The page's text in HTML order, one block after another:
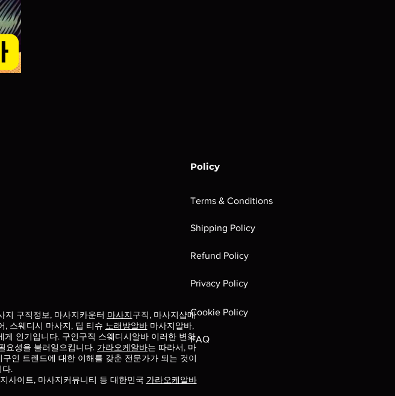
Policy
Terms & Conditions
Shipping Policy
Refund Policy
Privacy Policy
Cookie Policy
FAQ
지 구직정보, 마사지카운터 마사지구직, 마사지샵매
, 스웨디시 마사지, 딥 티슈 노래방알바마사지알바,
게 인기입니다. 구인구직 스웨디시알바 이러한 변화
요성을 불러일으킵니다. 가라오케알바는 따라서, 마
구인 트렌드에 대한 이해를 갖춘 전문가가 되는 것이
다.
사이트, 마사지커뮤니티 등 대한민국 가라오케알바